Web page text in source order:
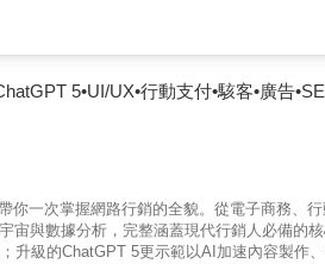
續創造內容」的系統。在AI時代，單純會寫
，建立長期累積的內容資產後，再談網路聲
世界典範＞ 裡，我們看見作品如何成為經典
句話、一個觀點，如何打開讀者心裡的門。
裡，我們看見一個人如何走過挫折，重新長
：張念慈（聯合報系《女子漾》網站主編、
單是內容整理。你如果往後退一步來看，
是背後那份真實的情感結構......好的內容，
場進入工具，也是最容易被低估的戰略資產
字不只是把話寫出來，更是在整理自己的觀
5•UI/UX•行動支付•駭客•廣告
你一次掌握網路行銷的全貌。從電子商務、
宙與數據分析，完整涵蓋現代行銷人必備的
升級的ChatGPT 5更示範以AI加速內容製作